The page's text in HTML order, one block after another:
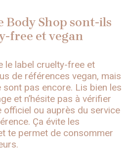
Body Shop sont-ils
free et vegan
le label cruelty-free et
de références vegan, mais
pas encore. Lis bien les
et n’hésite pas à vérifier
officiel ou auprès du service
Ça évite les
te permet de consommer